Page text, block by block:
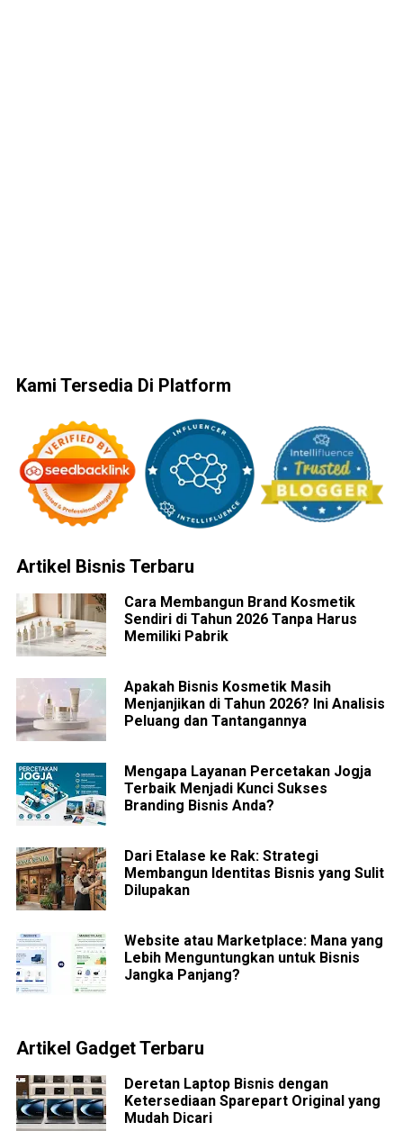
Kami Tersedia Di Platform
Artikel Bisnis Terbaru
Cara Membangun Brand Kosmetik
Sendiri di Tahun 2026 Tanpa Harus
Memiliki Pabrik
Apakah Bisnis Kosmetik Masih
Menjanjikan di Tahun 2026? Ini Analisis
Peluang dan Tantangannya
Mengapa Layanan Percetakan Jogja
Terbaik Menjadi Kunci Sukses
Branding Bisnis Anda?
Dari Etalase ke Rak: Strategi
Membangun Identitas Bisnis yang Sulit
Dilupakan
Website atau Marketplace: Mana yang
Lebih Menguntungkan untuk Bisnis
Jangka Panjang?
Artikel Gadget Terbaru
Deretan Laptop Bisnis dengan
Ketersediaan Sparepart Original yang
Mudah Dicari